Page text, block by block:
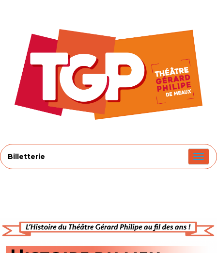
Billetterie